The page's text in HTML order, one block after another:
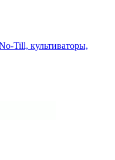
Till, культиваторы,